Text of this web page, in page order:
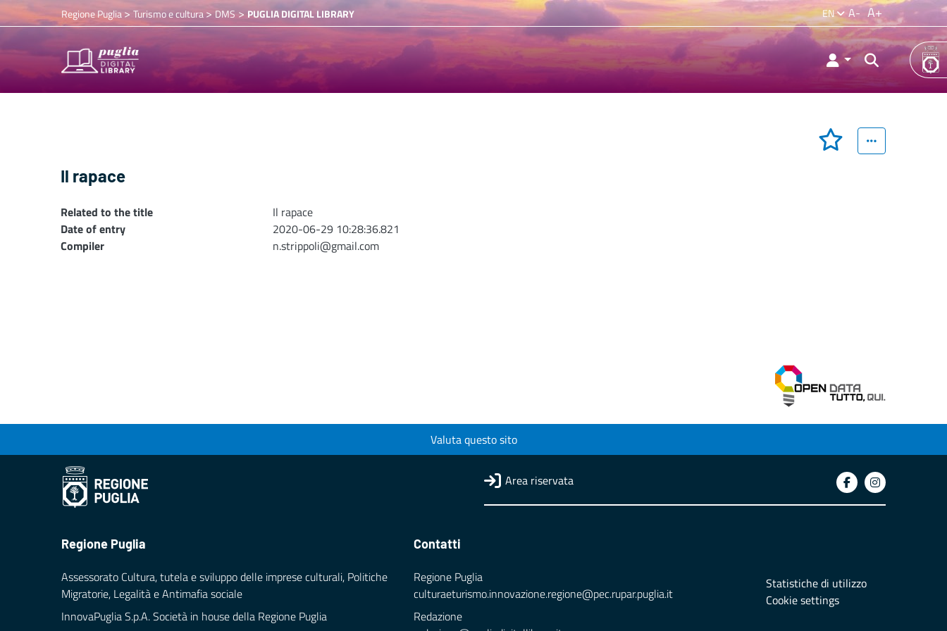
Regione Puglia> Turismo e cultura>DMS > PUGLIA DIGITAL LIBRARY EN A- A+
Il rapace
Related to the title
Il rapace
Date of entry
2020-06-29 10:28:36.821
Compiler
n.strippoli@gmail.com
Valuta questo sito
Area riservata
Regione Puglia
Assessorato Cultura, tutela e sviluppo delle imprese culturali, Politiche
Migratorie, Legalità e Antimafia sociale
InnovaPuglia S.p.A. Società in house della Regione Puglia
Contatti
Regione Puglia
culturaeturismo.innovazione.regione@pec.rupar.puglia.it
Redazione
Statistiche di utilizzo
Cookie settings